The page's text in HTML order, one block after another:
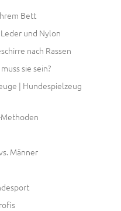
Bett
und Nylon
nach Rassen
sie sein?
| Hundespielzeug
Männer